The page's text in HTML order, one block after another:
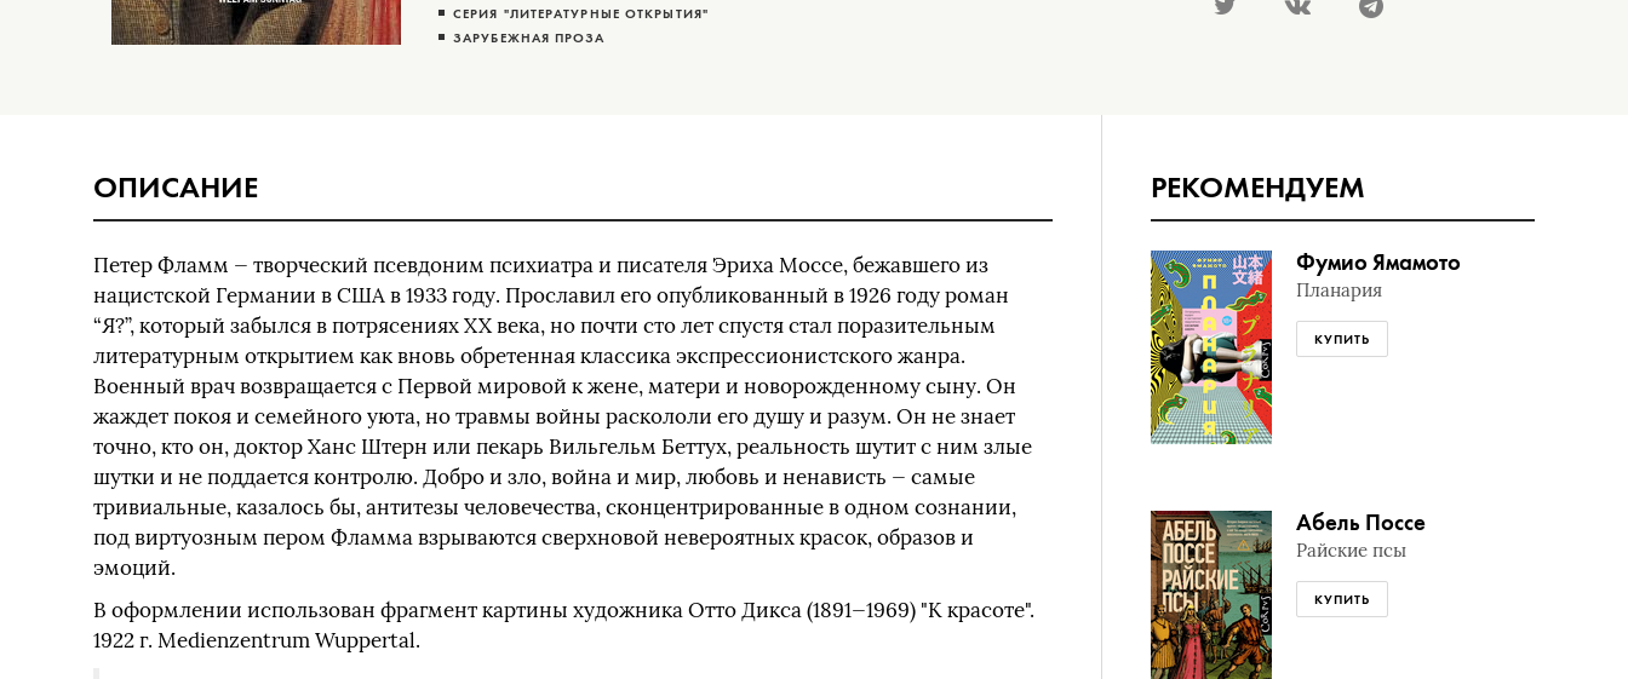
СЕРИЯ "ЛИТЕРАТУРНЫЕ ОТКРЫТИЯ"
ЗАРУБЕЖНАЯ ПРОЗА
РЕКОМЕНДУЕМ
Фумио Ямамото
Планария
КУПИТЬ
Абель Поссе
Райские псы
КУПИТЬ
ОПИСАНИЕ
Петер Фламм — творческий псевдоним психиатра и писателя Эриха Моссе, бежавшего из
нацистской Германии в США в 1933 году. Прославил его опубликованный в 1926 году роман
“Я?”, который забылся в потрясениях XX века, но почти сто лет спустя стал поразительным
литературным открытием как вновь обретенная классика экспрессионистского жанра.
Военный врач возвращается с Первой мировой к жене, матери и новорожденному сыну. Он
жаждет покоя и семейного уюта, но травмы войны раскололи его душу и разум. Он не знает
точно, кто он, доктор Ханс Штерн или пекарь Вильгельм Беттух, реальность шутит с ним злые
шутки и не поддается контролю. Добро и зло, война и мир, любовь и ненависть — самые
тривиальные, казалось бы, антитезы человечества, сконцентрированные в одном сознании,
под виртуозным пером Фламма взрываются сверхновой невероятных красок, образов и
эмоций.
В оформлении использован фрагмент картины художника Отто Дикса (1891—1969) "К красоте".
1922 г. Medienzentrum Wuppertal.